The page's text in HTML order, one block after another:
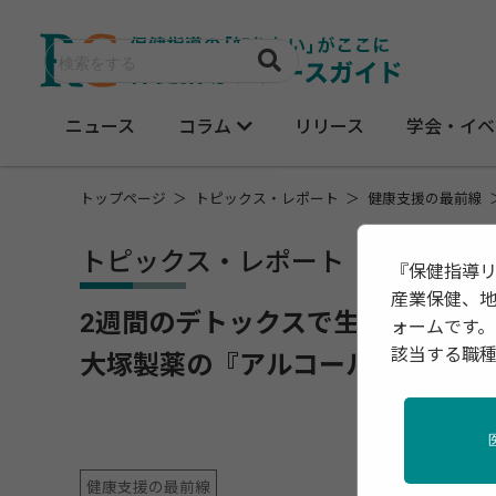
ニュース コラム リリース 学会・イ
トップページ トピックス・レポート 健康支援の最前線
トピックス・レポート
2週間のデトックスで生産性が変
大塚製薬の『アルコールチャレン
健康支援の最前線
『保健指導
産業保健、
ォームです。
該当する職